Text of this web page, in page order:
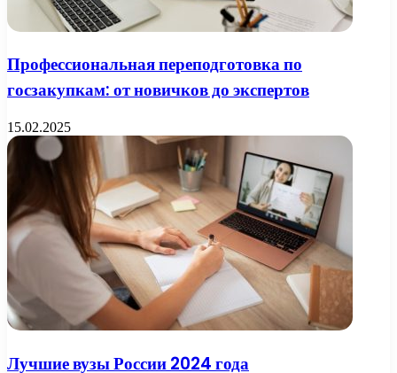
Профессиональная переподготовка по
госзакупкам: от новичков до экспертов
15.02.2025
Лучшие вузы России 2024 года